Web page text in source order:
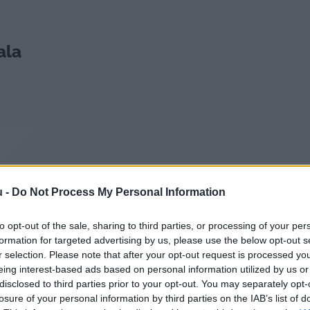
- Do Not Process My Personal Information
opt-out of the sale, sharing to third parties, or processing of your
for targeted advertising by us, please use the below opt-out
selection. Please note that after your opt-out request is processed
interest-based ads based on personal information utilized by us
to third parties prior to your opt-out. You may separately
of your personal information by third parties on the IAB’s list of
movement) alvás fázisában történik, amikor az
a nap eseményeit, rendszerezi az
az agyunk „nagytakarításának”